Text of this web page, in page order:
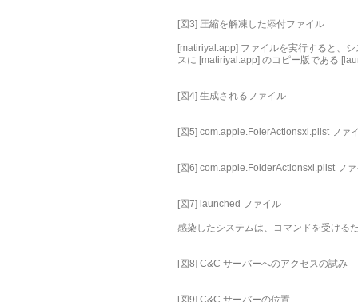
[図3] 圧縮を解凍した添付ファイル
[matiriyal.app] ファイルを実行すると、
スに [matiriyal.app] のコピー版である
[図4] 生成されるファイル
[図5] com.apple.FolerActionsxl.plist ファ
[図6] com.apple.FolderActionsxl.plist フ
[図7] launched ファイル
感染したシステムは、コマンドを受ける
[図8] C&C サーバーへのアクセスの試み
[図9] C&C サーバーの位置